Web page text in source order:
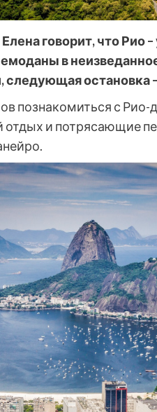
говорит, что Рио
в
следующая
познакомиться с Рио-
и потрясающие